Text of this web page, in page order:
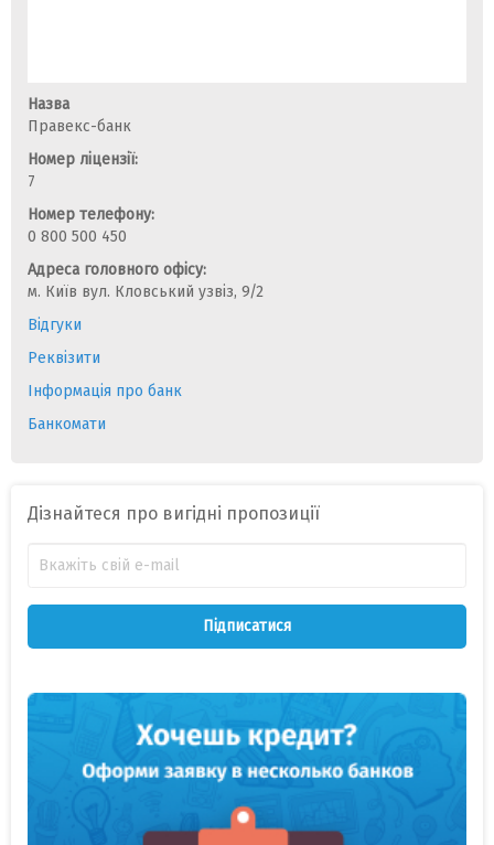
Назва
Правекс-банк
Номер ліцензії:
7
Номер телефону:
0 800 500 450
Адреса головного офісу:
м. Київ вул. Кловський узвіз, 9/2
Відгуки
Реквізити
Інформація про банк
Банкомати
Дізнайтеся про вигідні пропозиції
Підписатися